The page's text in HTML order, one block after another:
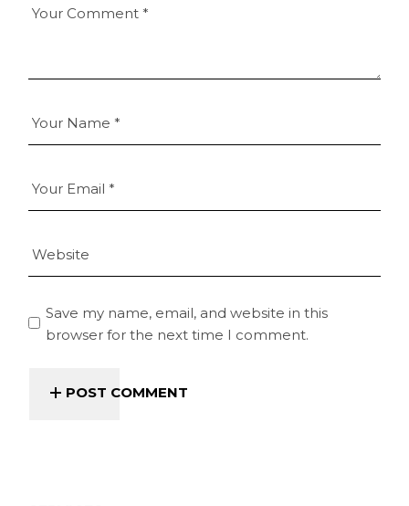
Save my name, email, and website in this
browser for the next time I comment.
POST COMMENT